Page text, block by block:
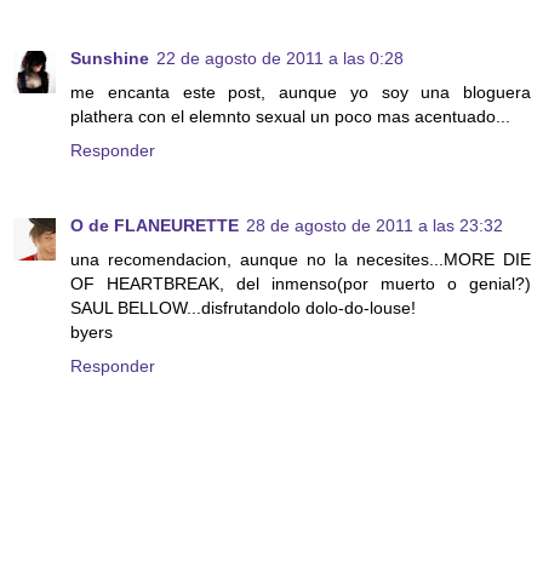
Sunshine 22 de agosto de 2011 a las 0:28
me encanta este post, aunque yo soy una bloguera
plathera con el elemnto sexual un poco mas acentuado...
Responder
O de FLANEURETTE 28 de agosto de 2011 a las 23:32
una recomendacion, aunque no la necesites...MORE DIE
OF HEARTBREAK, del inmenso(por muerto o genial?)
SAUL BELLOW...disfrutandolo dolo-do-louse!
byers
Responder